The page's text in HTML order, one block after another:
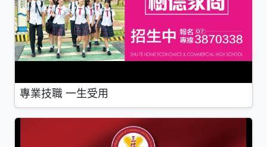
專業技職 一生受用